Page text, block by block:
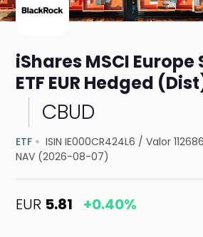
iShares MSCI Europe
ETF EUR Hedged
CBUD
ETF ISIN IE000CR424L6 /Valor
NAV (2026-08-07)
EUR 5.81 +0.40%